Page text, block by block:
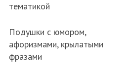
тематикой
Подушки с юмором,
афоризмами, крылатыми
фразами